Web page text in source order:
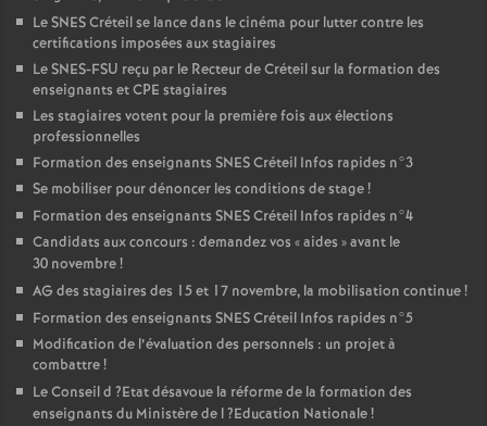
LeSNESCréteil se lance dans le cinéma pour lutter contre les
certifications imposées aux stagiaires
LeSNES-FSU reçu par le Recteur de Créteil sur la formation des
enseignants etCPE stagiaires
Les stagiaires votent pour la première fois aux élections
professionnelles
Formation des enseignants SNESCréteil Infos rapides n°3
Se mobiliser pour dénoncer les conditions de stage!
Formation des enseignants SNESCréteil Infos rapides n°4
Candidats aux concours : demandez vos «aides » avant le
30 novembre!
AG des stagiaires des 15 et 17 novembre, la mobilisation continue!
Formation des enseignants SNESCréteil Infos rapides n°5
Modification de l’évaluation des personnels : un projet à
combattre!
Le Conseil d ?Etat désavoue la réforme de la formation des
enseignants du Ministère de l?Education Nationale!